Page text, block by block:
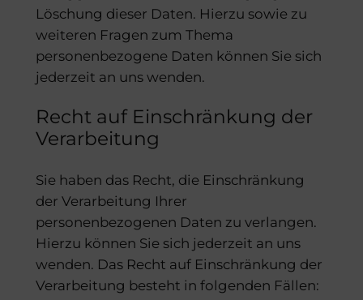
Löschung dieser Daten. Hierzu sowie zu
weiteren Fragen zum Thema
personenbezogene Daten können Sie sich
jederzeit an uns wenden.
Recht auf Einschränkung der
Verarbeitung
Sie haben das Recht, die Einschränkung
der Verarbeitung Ihrer
personenbezogenen Daten zu verlangen.
Hierzu können Sie sich jederzeit an uns
wenden. Das Recht auf Einschränkung der
Verarbeitung besteht in folgenden Fällen: